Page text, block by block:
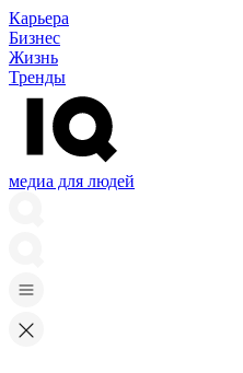
Карьера
Бизнес
Жизнь
Тренды
медиа для людей